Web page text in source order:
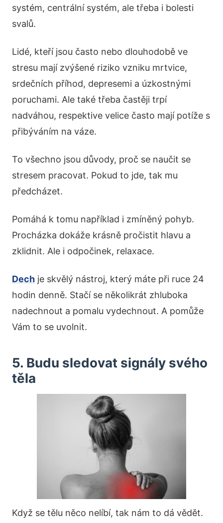
systém, centrální systém, ale třeba i bolesti
svalů.
Lidé, kteří jsou často nebo dlouhodobě ve
stresu mají zvýšené riziko vzniku mrtvice,
srdečních příhod, depresemi a úzkostnými
poruchami. Ale také třeba častěji trpí
nadváhou, respektive velice často mají potíže s
přibýváním na váze.
To všechno jsou důvody, proč se naučit se
stresem pracovat. Pokud to jde, tak mu
předcházet.
Pomáhá k tomu například i zmíněný pohyb.
Procházka dokáže krásně pročistit hlavu a
zklidnit. Ale i odpočinek, relaxace.
Dech je skvělý nástroj, který máte při ruce 24
hodin denně. Stačí se několikrát zhluboka
nadechnout a pomalu vydechnout. A pomůže
Vám to se uvolnit.
5. Budu sledovat signály svého
těla
Když se tělu něco nelíbí, tak nám to dá vědět.